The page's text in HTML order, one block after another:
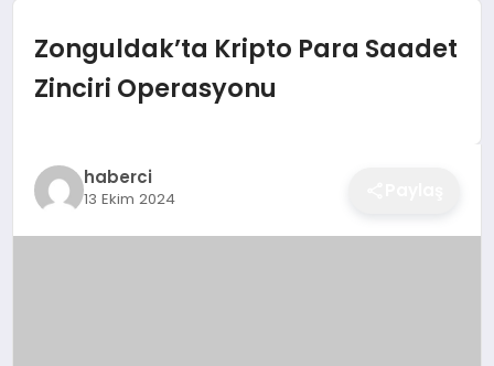
İZMIR HABERLERI
EĞITIM
Zonguldak’ta Kripto Para Saadet
Zinciri Operasyonu
haberci
13 Ekim 2024